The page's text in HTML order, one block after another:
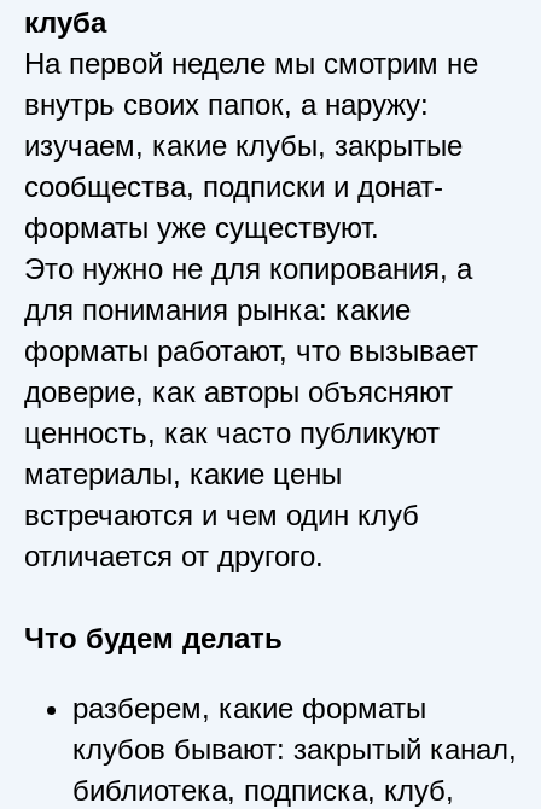
клуба
На первой неделе мы смотрим не
внутрь своих папок, а наружу:
изучаем, какие клубы, закрытые
сообщества, подписки и донат-
форматы уже существуют.
Это нужно не для копирования, а
для понимания рынка: какие
форматы работают, что вызывает
доверие, как авторы объясняют
ценность, как часто публикуют
материалы, какие цены
встречаются и чем один клуб
отличается от другого.
Что будем делать
разберем, какие форматы
клубов бывают: закрытый канал,
библиотека, подписка, клуб,